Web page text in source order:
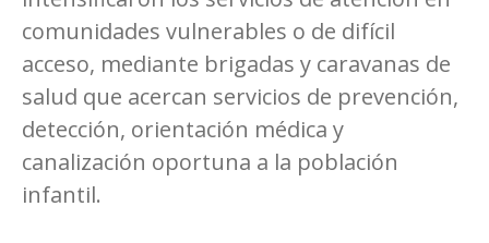
comunidades vulnerables o de difícil
acceso, mediante brigadas y caravanas de
salud que acercan servicios de prevención,
detección, orientación médica y
canalización oportuna a la población
infantil.